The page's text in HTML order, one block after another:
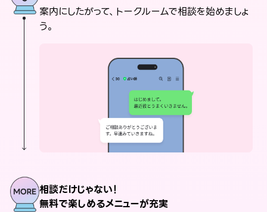
案内にしたがって、トークルームで相談を始めましょ
う。
相談だけじゃない！
無料で楽しめるメニューが充実